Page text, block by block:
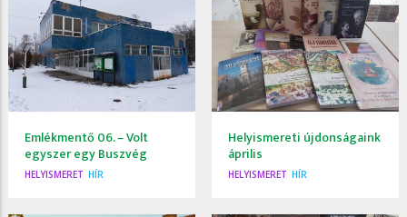
Emlékmentő 06. – Volt
egyszer egy Buszvég
HELYISMERET HÍR
Helyismereti újdonságaink
április
HELYISMERET HÍR